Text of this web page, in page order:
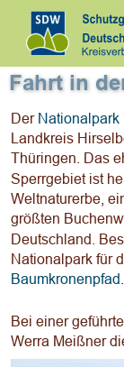
Der Nationalpark
Landkreis
Thüringen. Das
Sperrgebiet ist
Weltnaturerbe,
größten
Deutschland.
Nationalpark für
Baumkronenpfad
Bei einer
Werra Meißner
Fahrt in